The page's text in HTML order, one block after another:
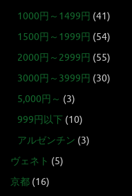
1000円～1499円 (41)
1500円～1999円 (54)
2000円～2999円 (55)
3000円～3999円 (30)
5,000円～ (3)
999円以下 (10)
アルゼンチン (3)
ヴェネト (5)
京都 (16)